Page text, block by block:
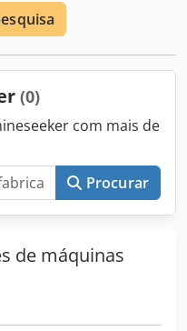
(0)
com mais de
Procurar
de máquinas